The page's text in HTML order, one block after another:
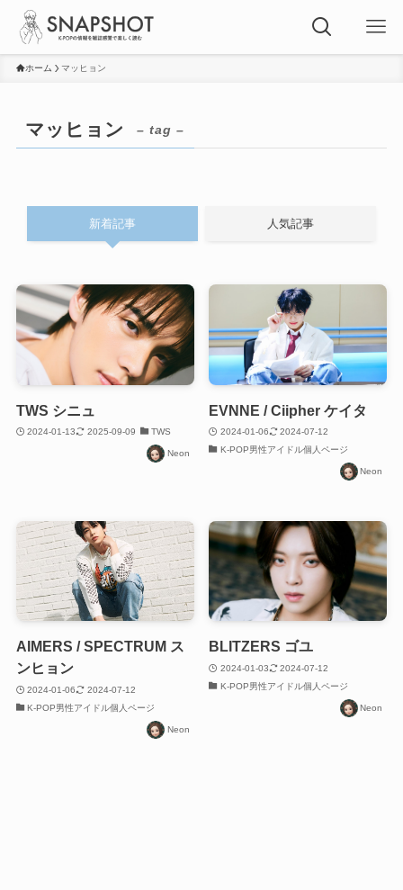
ホーム マッヒョン
マッヒョン – tag –
新着記事 人気記事
TWS シニュ
2024-01-13 2025-09-09 TWS
Neon
EVNNE / Ciipher ケイタ
2024-01-06
2024-07-12
K-POP男性アイドル個人ページ
Neon
AIMERS / SPECTRUM ス
ンヒョン
2024-01-06
2024-07-12
K-POP男性アイドル個人ページ
Neon
BLITZERS ゴユ
2024-01-03
2024-07-12
K-POP男性アイドル個人ページ
Neon